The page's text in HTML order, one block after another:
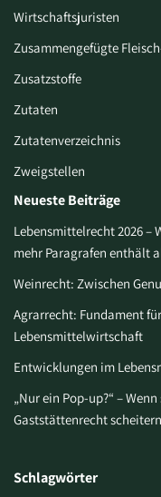
Wirtschaftsjuristen
Zusammengefügte
Zusatzstoffe
Zutaten
Zutatenverzeichnis
Zweigstellen
Neueste Beiträge
Lebensmittelrecht 2026 –
mehr Paragrafen enthält
Weinrecht: Zwischen
Agrarrecht: Fundament
Lebensmittelwirtschaft
Entwicklungen im
„Nur ein Pop-up?“ –
Gaststättenrecht scheitern
Schlagwörter